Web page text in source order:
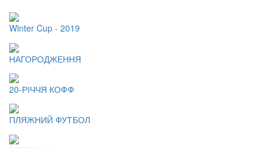
Winter Cup - 2019
НАГОРОДЖЕННЯ
20-РІЧЧЯ КОФФ
ПЛЯЖНИЙ ФУТБОЛ